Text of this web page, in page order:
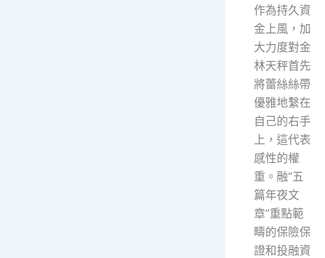
作為持久資
金上風，加
大力度對金
林天秤首先
將蕾絲絲帶
優雅地繫在
自己的右手
上，這代表
感性的權
重。融“五
篇年夜文
章”重點範
疇的保險保
證和投融資